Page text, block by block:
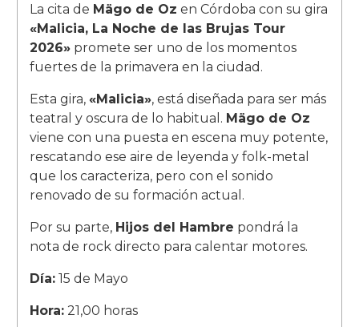
La cita de Mägo de Oz en Córdoba con su gira
«Malicia, La Noche de las Brujas Tour
2026»promete ser uno de los momentos
fuertes de la primavera en la ciudad.
Esta gira, «Malicia», está diseñada para ser más
teatral y oscura de lo habitual. Mägo de Oz
viene con una puesta en escena muy potente,
rescatando ese aire de leyenda y folk-metal
que los caracteriza, pero con el sonido
renovado de su formación actual.
Por su parte, Hijos del Hambre pondrá la
nota de rock directo para calentar motores.
Día:15 de Mayo
Hora:21,00 horas